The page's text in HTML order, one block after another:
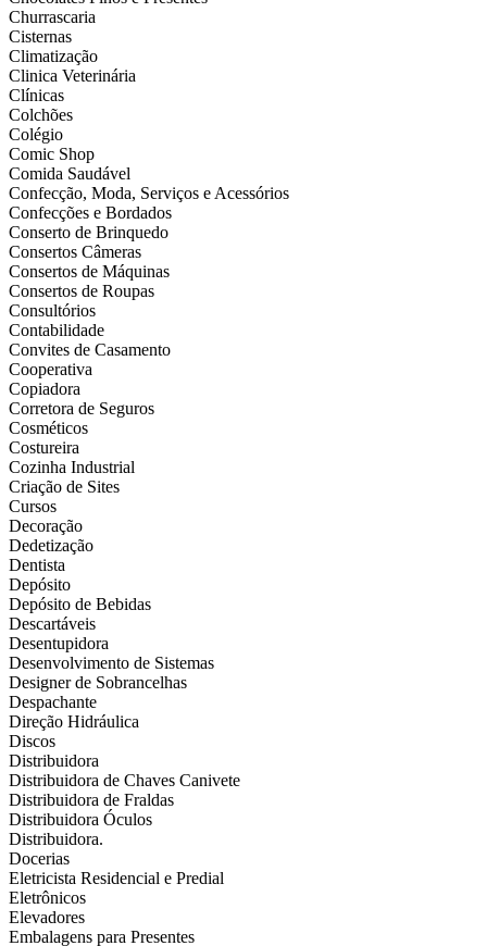
Churrascaria
Cisternas
Climatização
Clinica Veterinária
Clínicas
Colchões
Colégio
Comic Shop
Comida Saudável
Confecção, Moda, Serviços e Acessórios
Confecções e Bordados
Conserto de Brinquedo
Consertos Câmeras
Consertos de Máquinas
Consertos de Roupas
Consultórios
Contabilidade
Convites de Casamento
Cooperativa
Copiadora
Corretora de Seguros
Cosméticos
Costureira
Cozinha Industrial
Criação de Sites
Cursos
Decoração
Dedetização
Dentista
Depósito
Depósito de Bebidas
Descartáveis
Desentupidora
Desenvolvimento de Sistemas
Designer de Sobrancelhas
Despachante
Direção Hidráulica
Discos
Distribuidora
Distribuidora de Chaves Canivete
Distribuidora de Fraldas
Distribuidora Óculos
Distribuidora.
Docerias
Eletricista Residencial e Predial
Eletrônicos
Elevadores
Embalagens para Presentes